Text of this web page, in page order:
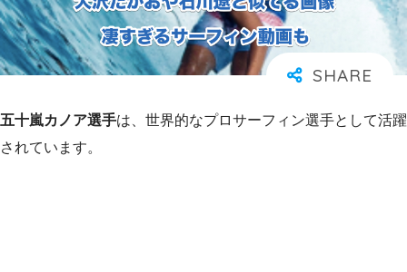
五十嵐カノア選手は、世界的なプロサーフィン選手として活躍
されています。